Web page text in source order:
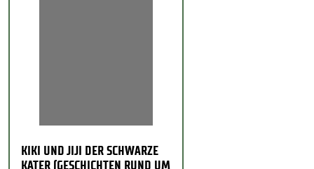
KIKI UND JIJI DER SCHWARZE
KATER (GESCHICHTEN RUND UM